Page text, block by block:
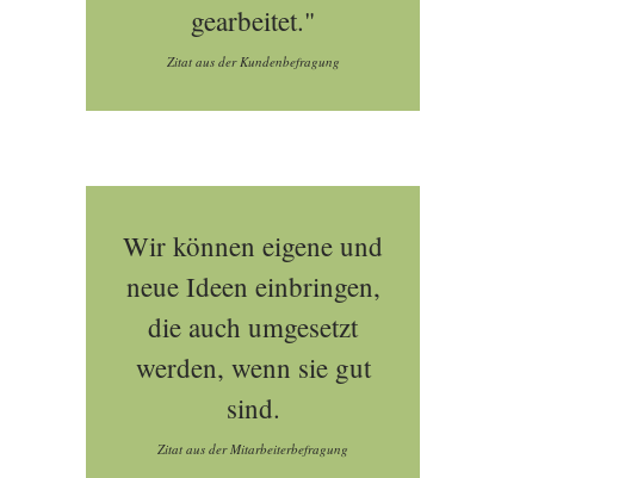
gearbeitet."
Zitat aus der Kundenbefragung
Wir können eigene und
neue Ideen einbringen,
die auch umgesetzt
werden, wenn sie gut
sind.
Zitat aus der Mitarbeiterbefragung